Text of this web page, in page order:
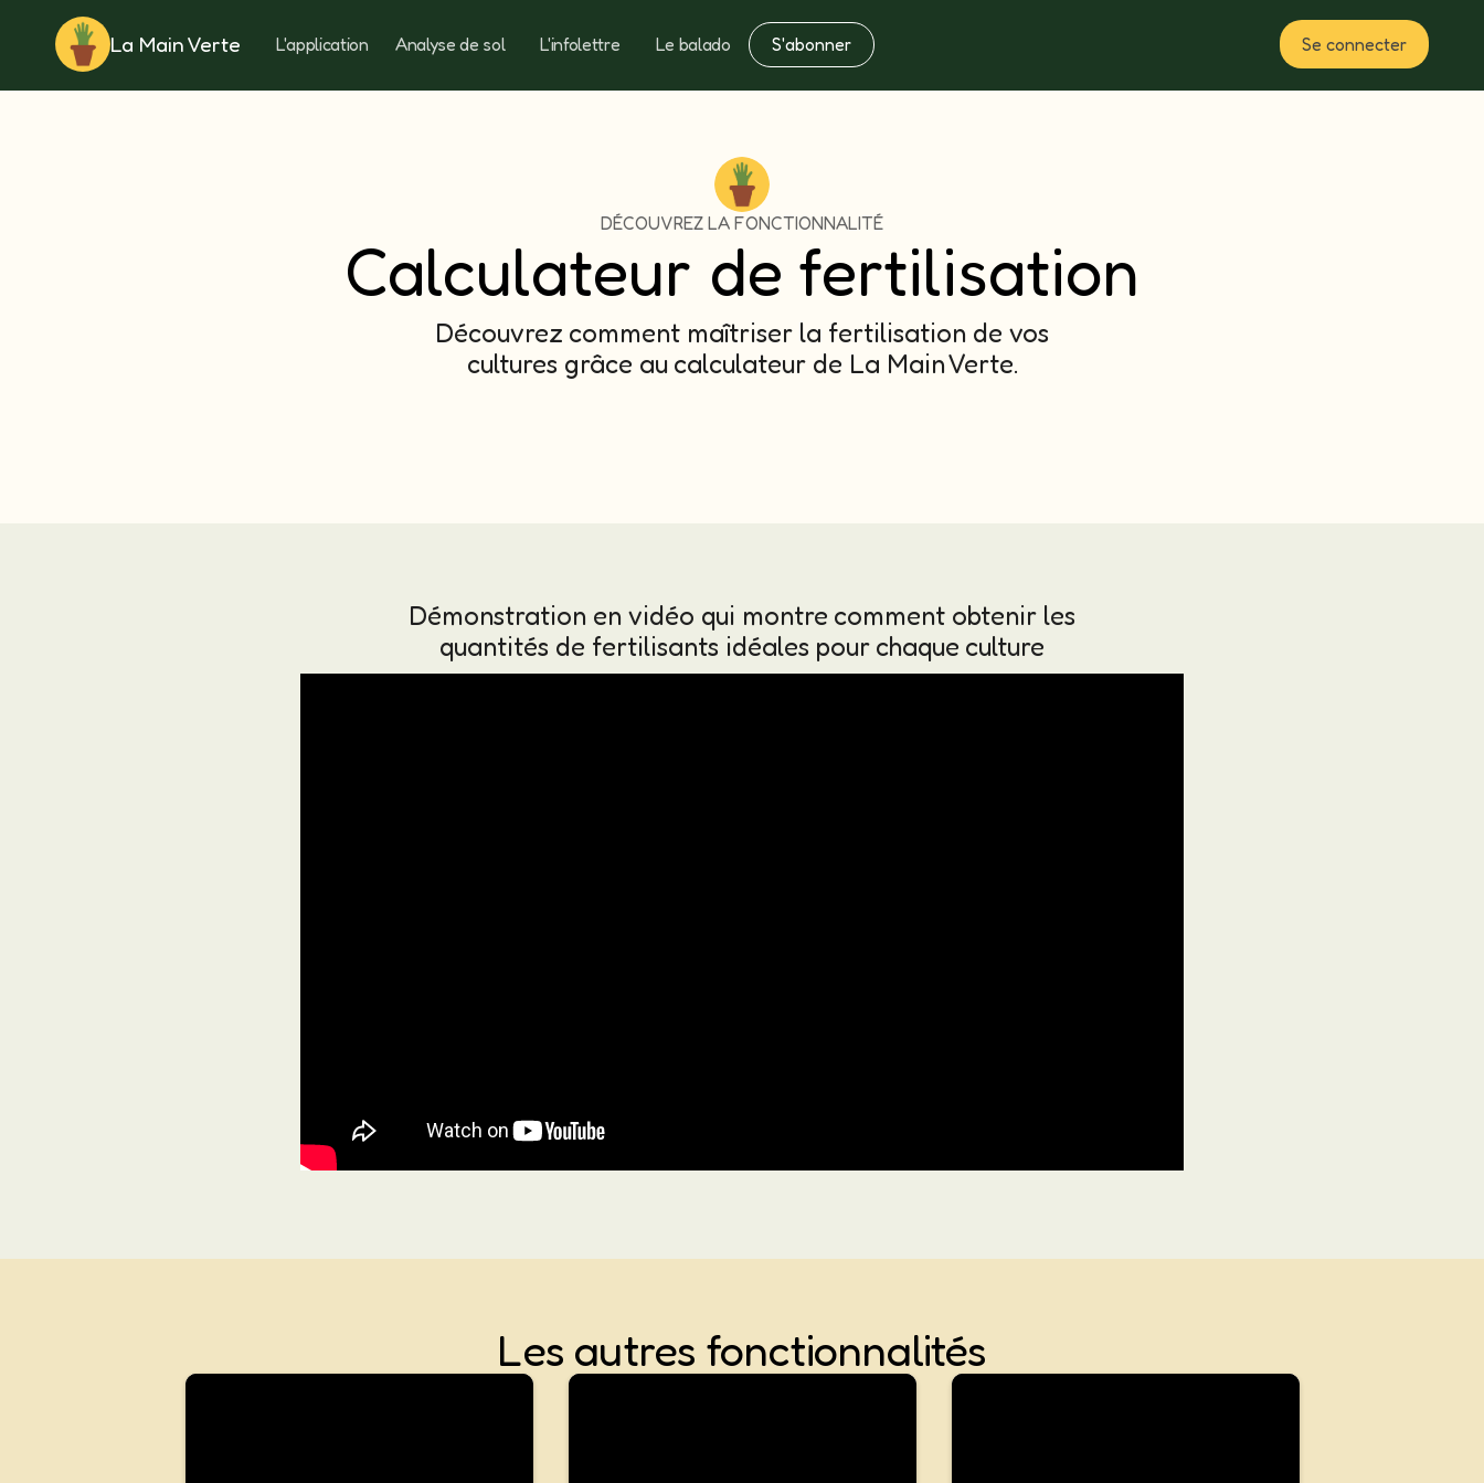
La Main Verte L'application Analyse de sol L'infolettre Le balado S'abonner Se connecter
Rotation Notes Fertilisation Plan
DÉCOUVREZ LA FONCTIONNALITÉ
Calculateur de fertilisation
Découvrez comment maîtriser la fertilisation de vos
cultures grâce au calculateur de La Main Verte.
Démonstration en vidéo qui montre comment obtenir les
quantités de fertilisants idéales pour chaque culture
Les autres fonctionnalités